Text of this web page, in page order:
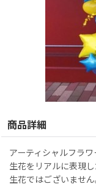
商品詳細
アーティシャルフラワ
生花をリアルに表現し
生花ではございません